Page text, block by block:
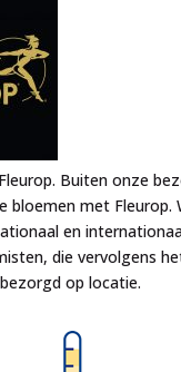
Buiten onze
bloemen met Fleurop.
en
die vervolgens
op locatie.